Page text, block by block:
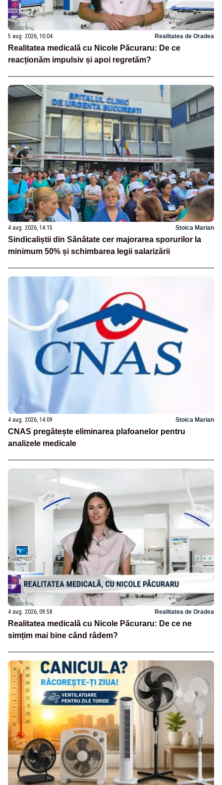
5 aug. 2026, 10:04 Realitatea de Oradea
Realitatea medicală cu Nicole Păcuraru: De ce
reacționăm impulsiv și apoi regretăm?
4 aug. 2026, 14:15 Stoica Marian
Sindicaliștii din Sănătate cer majorarea sporurilor la
minimum 50% și schimbarea legii salarizării
4 aug. 2026, 14:09 Stoica Marian
CNAS pregătește eliminarea plafoanelor pentru
analizele medicale
4 aug. 2026, 09:58 Realitatea de Oradea
Realitatea medicală cu Nicole Păcuraru: De ce ne
simțim mai bine când râdem?